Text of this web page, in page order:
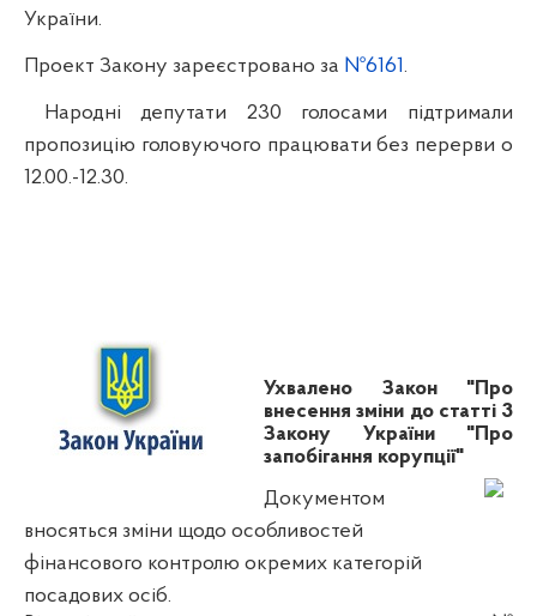
України.
Проект Закону зареєстровано за №6161.
Народні депутати 230 голосами підтримали
пропозицію головуючого працювати без перерви о
12.00.-12.30.
Ухвалено Закон "Про
внесення зміни до статті 3
Закону України "Про
запобігання корупції"
Документом
вносяться зміни щодо особливостей
фінансового контролю окремих категорій
посадових осіб.